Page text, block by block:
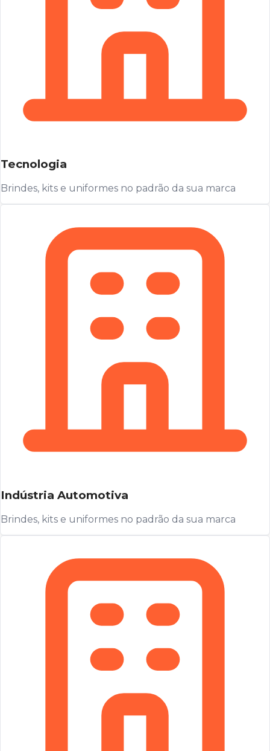
Tecnologia
Brindes, kits e uniformes no padrão da sua marca
Indústria Automotiva
Brindes, kits e uniformes no padrão da sua marca